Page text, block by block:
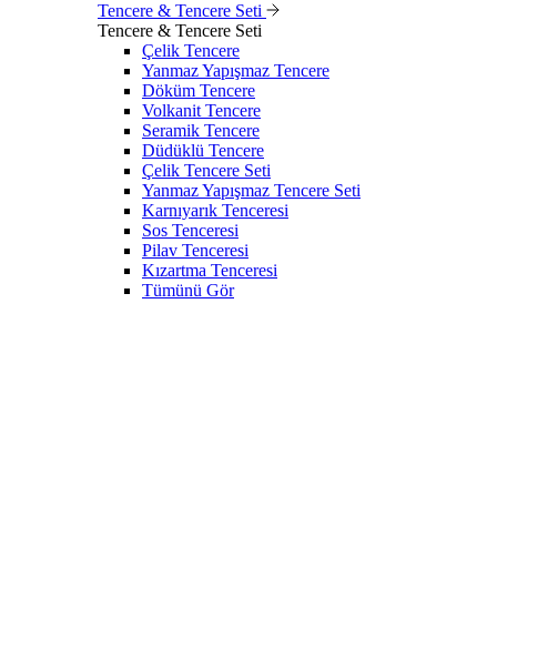
Tencere & Tencere Seti
Tencere & Tencere Seti
Çelik Tencere
Yanmaz Yapışmaz Tencere
Döküm Tencere
Volkanit Tencere
Seramik Tencere
Düdüklü Tencere
Çelik Tencere Seti
Yanmaz Yapışmaz Tencere Seti
Karnıyarık Tenceresi
Sos Tenceresi
Pilav Tenceresi
Kızartma Tenceresi
Tümünü Gör